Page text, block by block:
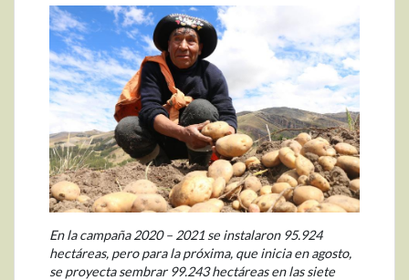
En la campaña 2020 – 2021 se instalaron 95.924
hectáreas, pero para la próxima, que inicia en agosto,
se proyecta sembrar 99.243 hectáreas en las siete